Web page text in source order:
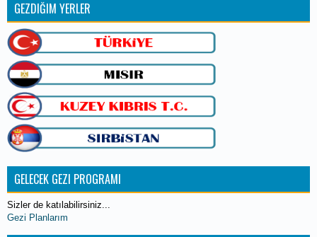
GEZDIĞIM YERLER
GELECEK GEZI PROGRAMI
Sizler de katılabilirsiniz...
Gezi Planlarım